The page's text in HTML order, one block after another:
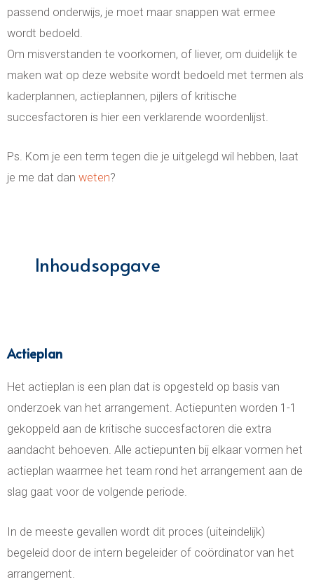
passend onderwijs, je moet maar snappen wat ermee
wordt bedoeld.
Om misverstanden te voorkomen, of liever, om duidelijk te
maken wat op deze website wordt bedoeld met termen als
kaderplannen, actieplannen, pijlers of kritische
succesfactoren is hier een verklarende woordenlijst.
Ps. Kom je een term tegen die je uitgelegd wil hebben, laat
je me dat dan weten?
Inhoudsopgave
Actieplan
Het actieplan is een plan dat is opgesteld op basis van
onderzoek van het arrangement. Actiepunten worden 1-1
gekoppeld aan de kritische succesfactoren die extra
aandacht behoeven. Alle actiepunten bij elkaar vormen het
actieplan waarmee het team rond het arrangement aan de
slag gaat voor de volgende periode.
In de meeste gevallen wordt dit proces (uiteindelijk)
begeleid door de intern begeleider of coördinator van het
arrangement.